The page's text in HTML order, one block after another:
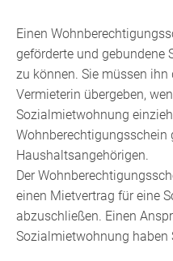
Einen
geförderte und gebundene
zu können. Sie müssen ihn
Vermieterin übergeben,
Sozialmietwohnung
Wohnberechtigungsschein
Haushaltsangehörigen.
Der
einen Mietvertrag für eine
abzuschließen. Einen
Sozialmietwohnung haben